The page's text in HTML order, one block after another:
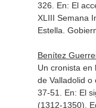
326. En: El
XLIII Semana
Estella .
Benítez
Un cronista en
de Valladolid o
37-51. En: El
(1312-1350) .